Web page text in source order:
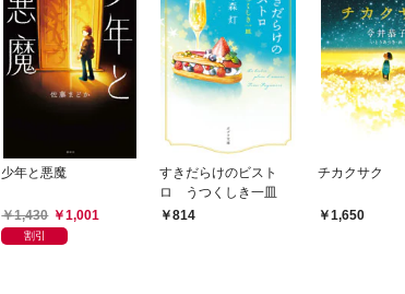
少年と悪魔
1,430 1,001
割引
すきだらけのビスト
ロ うつくしき一皿
814
チカクサク
￥1,650